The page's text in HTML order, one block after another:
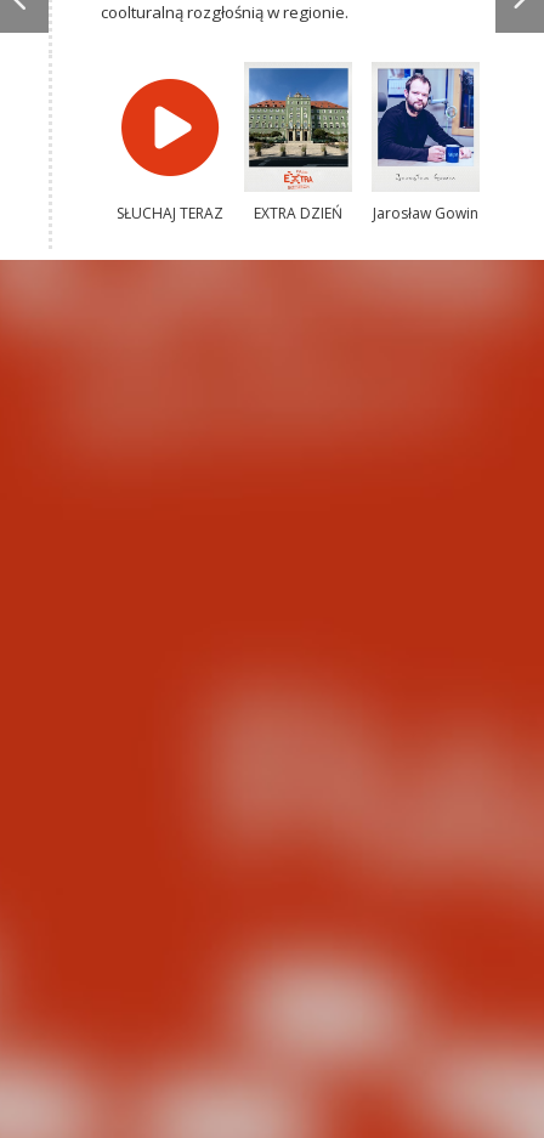
coolturalną rozgłośnią w regionie.
SŁUCHAJ TERAZ EXTRA DZIEŃ Jarosław Gowin